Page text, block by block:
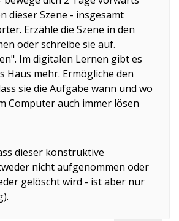
dieser Szene - insgesamt
Erzähle die Szene in den
oder schreibe sie auf.
Im digitalen Lernen gibt es
Haus mehr. Ermögliche den
sie die Aufgabe wann und wo
Computer auch immer lösen
dieser konstruktive
nicht aufgenommen oder
gelöscht wird - ist aber nur